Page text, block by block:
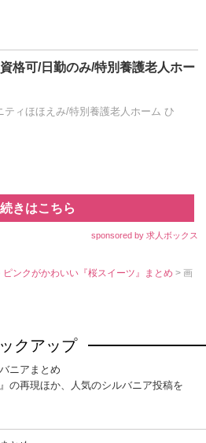
格可/日勤のみ/特別養護老人ホー
ィほほえみ/特別養護老人ホーム ひ
続きはこちら
sponsored by 求人ボックス
ピンクがかわいい『桜スイーツ』まとめ> 画
クアップ
ニアまとめ
』の再現ほか、人気のシルバニア投稿を